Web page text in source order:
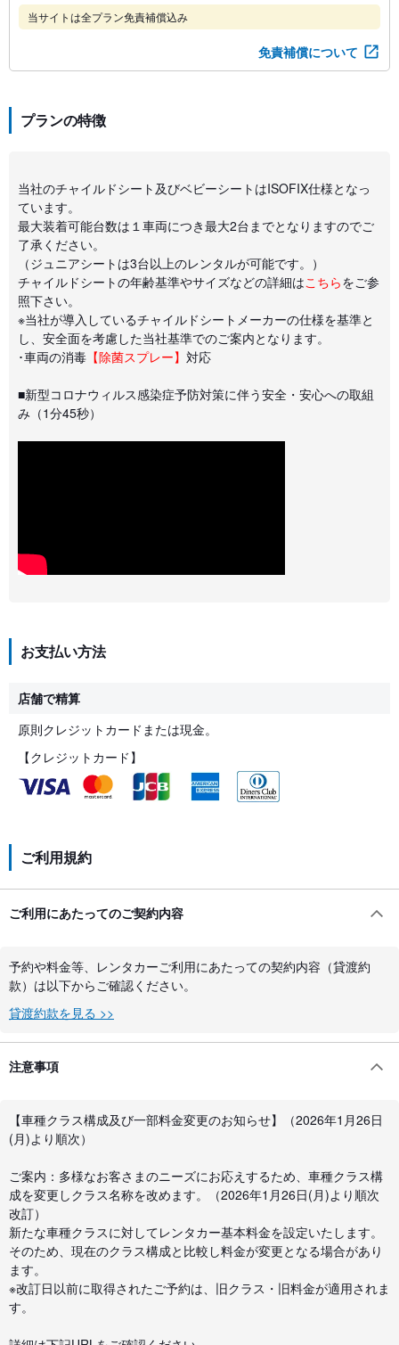
当サイトは全プラン免責補償込み
免責補償について
プランの特徴
当社のチャイルドシート及びベビーシートはISOFIX仕様となっ
ています。
最大装着可能台数は１車両につき最大2台までとなりますのでご
了承ください。
（ジュニアシートは3台以上のレンタルが可能です。）
チャイルドシートの年齢基準やサイズなどの詳細はこちらをご参
照下さい。
※当社が導入しているチャイルドシートメーカーの仕様を基準と
し、安全面を考慮した当社基準でのご案内となります。
･車両の消毒 【除菌スプレー】 対応
■新型コロナウィルス感染症予防対策に伴う安全・安心への取組
み（1分45秒）
お支払い方法
店舗で精算
原則クレジットカードまたは現金。
【クレジットカード】
ご利用規約
ご利用にあたってのご契約内容
予約や料金等、レンタカーご利用にあたっての契約内容（貸渡約
款）は以下からご確認ください。
貸渡約款を見る >>
注意事項
【車種クラス構成及び一部料金変更のお知らせ】（2026年1月26日
(月)より順次）
ご案内：多様なお客さまのニーズにお応えするため、車種クラス構
成を変更しクラス名称を改めます。（2026年1月26日(月)より順次
改訂）
新たな車種クラスに対してレンタカー基本料金を設定いたします。
そのため、現在のクラス構成と比較し料金が変更となる場合があり
ます。
※改訂日以前に取得されたご予約は、旧クラス・旧料金が適用されま
す。